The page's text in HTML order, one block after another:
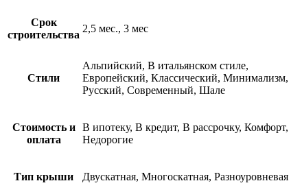
Срок
строительства
2,5 мес., 3 мес
Стили
Альпийский, В итальянском стиле,
Европейский, Классический, Минимализм,
Русский, Современный, Шале
Стоимость и
оплата
В ипотеку, В кредит, В рассрочку, Комфорт,
Недорогие
Тип крыши Двускатная, Многоскатная, Разноуровневая